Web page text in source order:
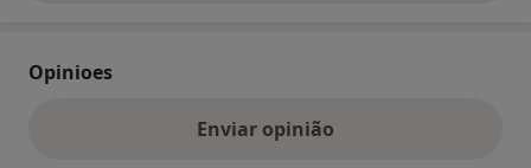
Opinioes
Enviar opinião